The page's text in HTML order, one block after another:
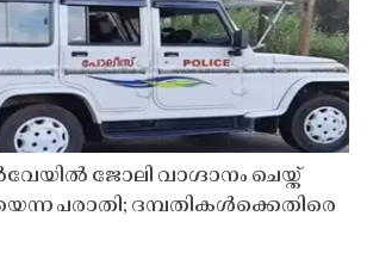
ജോലി വാഗ്ദാനം ചെയ്ത്
പരാതി; ദമ്പതികൾക്കെതിരെ